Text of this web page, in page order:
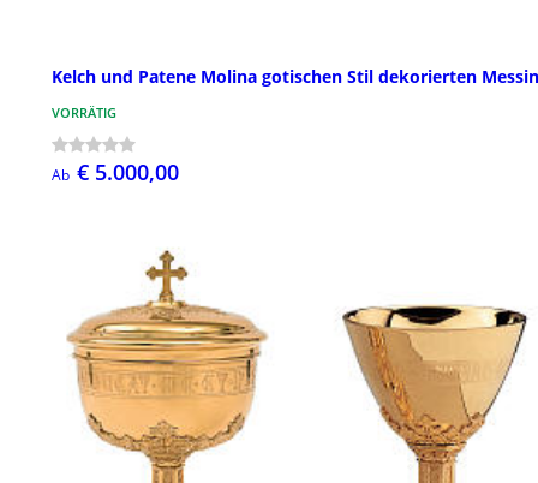
Kelch und Patene Molina gotischen Stil dekorierten
VORRÄTIG
Ab € 5.000,00